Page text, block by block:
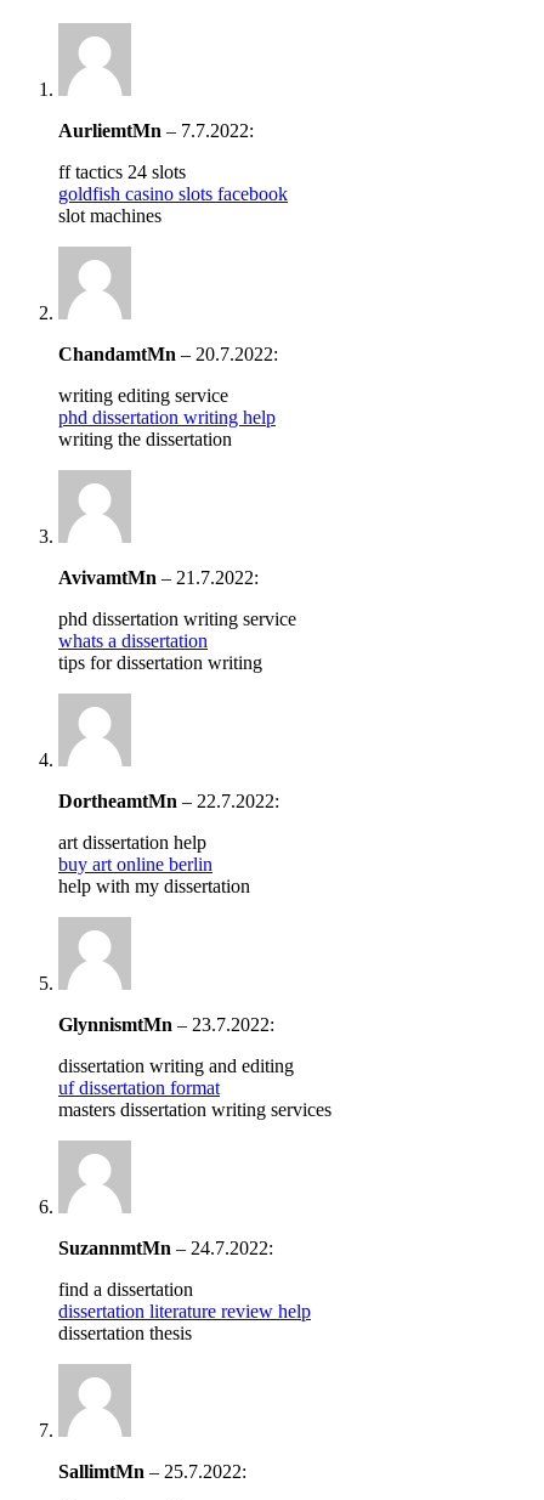
AurliemtMn – 7.7.2022:
ff tactics 24 slots
goldfish casino slots facebook
slot machines
ChandamtMn – 20.7.2022:
writing editing service
phd dissertation writing help
writing the dissertation
AvivamtMn – 21.7.2022:
phd dissertation writing service
whats a dissertation
tips for dissertation writing
DortheamtMn – 22.7.2022:
art dissertation help
buy art online berlin
help with my dissertation
GlynnismtMn – 23.7.2022:
dissertation writing and editing
uf dissertation format
masters dissertation writing services
SuzannmtMn – 24.7.2022:
find a dissertation
dissertation literature review help
dissertation thesis
SallimtMn – 25.7.2022: